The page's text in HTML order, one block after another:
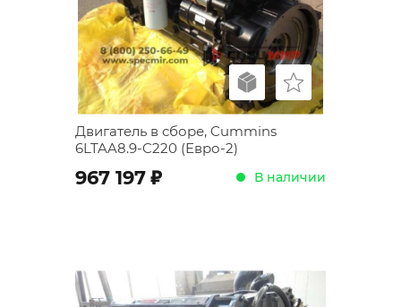
Двигатель в сборе, Cummins
6LTAA8.9-C220 (Евро-2)
967 197 ; В наличии